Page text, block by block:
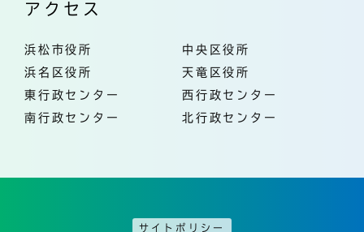
アクセス
浜松市役所
中央区役所
浜名区役所
天竜区役所
東行政センター
西行政センター
南行政センター
北行政センター
サイトポリシー